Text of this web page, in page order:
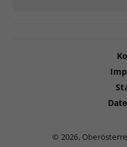
© 2026,